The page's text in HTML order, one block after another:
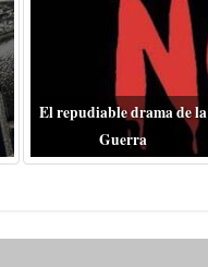
El repudiable drama de la
Guerra